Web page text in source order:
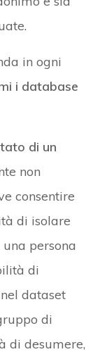
in ogni
i database
di un
non
consentire
di isolare
persona
di
dataset
di
di desumere,